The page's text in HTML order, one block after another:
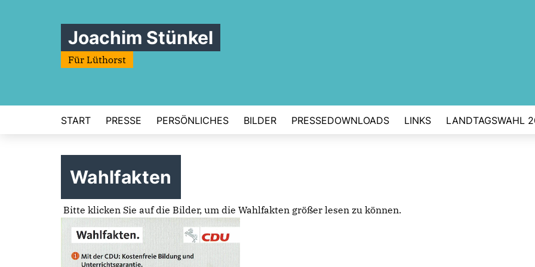
Joachim Stünkel
Für Lüthorst
START PRESSE PERSÖNLICHES BILDER PRESSEDOWNLOADS LINKS LANDTAGSWAHL
Wahlfakten
Bitte klicken Sie auf die Bilder, um die Wahlfakten größer lesen zu können.